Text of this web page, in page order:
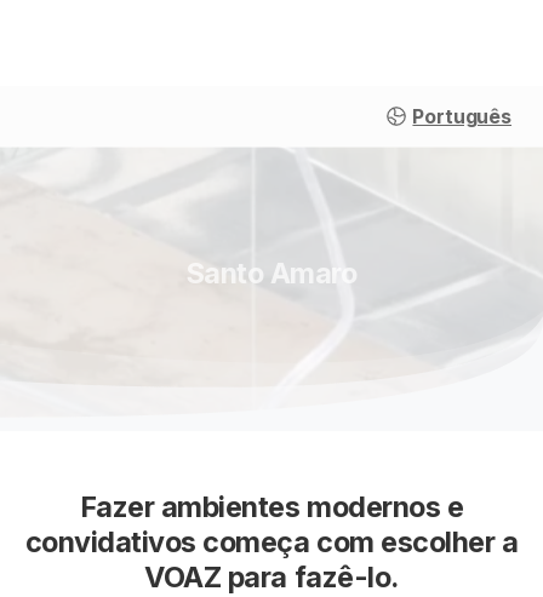
Português
Santo Amaro
Fazer ambientes modernos e
convidativos começa com escolher a
VOAZ para fazê-lo.